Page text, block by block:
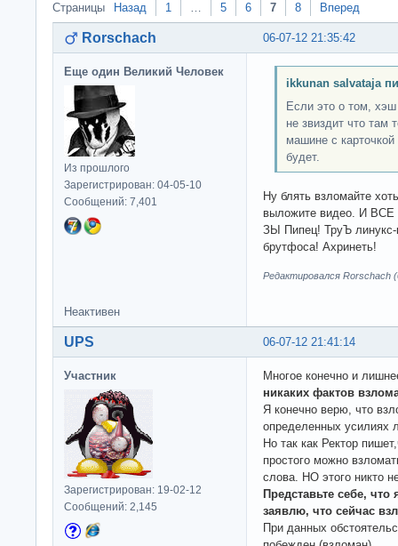
Страницы Назад 1 … 5 6 7 8 Вперед
06-07-12 21:35:42
Rorschach
Еще один Великий Человек
Из прошлого
Зарегистрирован: 04-05-10
Сообщений: 7,401
ikkunan salvataja
Если это о том,
не звиздит что там
машине с
будет.
Ну блять взломайте
выложите видео. И ВСЕ
ЗЫ Пипец! ТруЪ линукс-
брутфоса! Ахринеть!
Редактировался Rorschach
Неактивен
06-07-12 21:41:14
UPS
Участник
Зарегистрирован: 19-02-12
Сообщений: 2,145
Многое конечно и
никаких фактов
Я конечно верю, что
определенных усилиях
Но так как Ректор
простого можно
слова. НО этого никто
Представьте себе,
заявлю, что сейчас
При данных